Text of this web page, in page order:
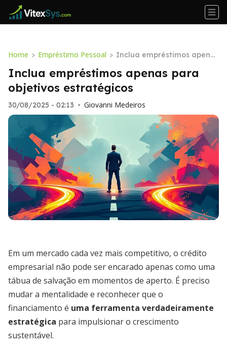
Home > Empréstimo Pessoal > Inclua empréstimos apenas
Inclua empréstimos apenas para
objetivos estratégicos
30/08/2025 - 02:13 • Giovanni Medeiros
Em um mercado cada vez mais competitivo, o crédito
empresarial não pode ser encarado apenas como uma
tábua de salvação em momentos de aperto. É preciso
mudar a mentalidade e reconhecer que o
financiamento é uma ferramenta verdadeiramente
estratégica para impulsionar o crescimento
sustentável.